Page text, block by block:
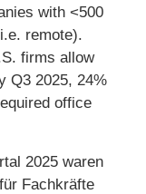
with <500
remote).
firms allow
Q3 2025, 24%
office
2025 waren
Fachkräfte